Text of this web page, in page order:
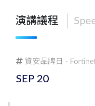
演講議程
資安品牌日 -
SEP 20